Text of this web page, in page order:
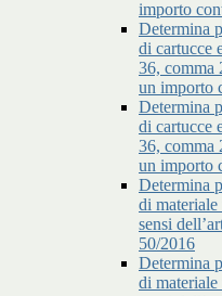
importo
Determina
di cartucce
36, comma
un importo
Determina
di cartucce
36, comma
un importo
Determina
di
sensi
50/2016
Determina
di